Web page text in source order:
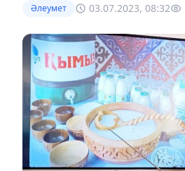
Әлеумет 03.07.2023, 08:32